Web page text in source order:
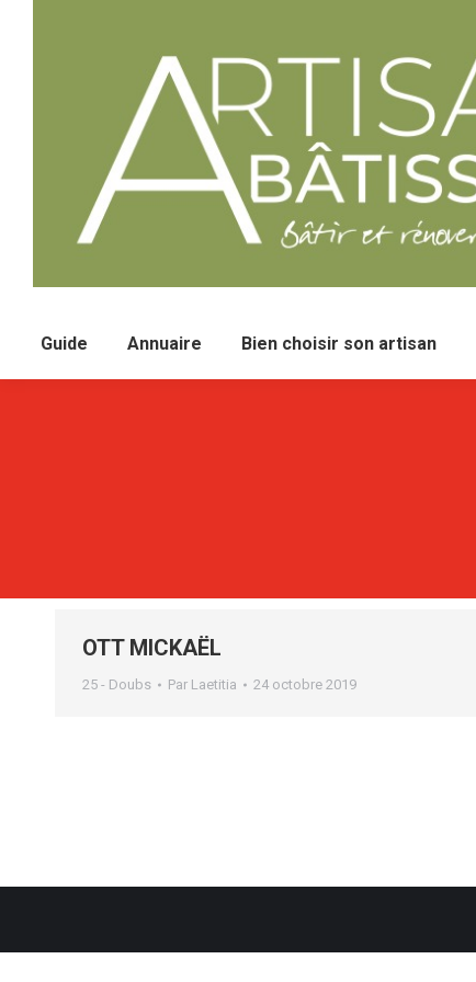
Guide Annuaire Bien choisir son artisan
OTT MICKAËL
25 - Doubs Par Laetitia 24 octobre 2019